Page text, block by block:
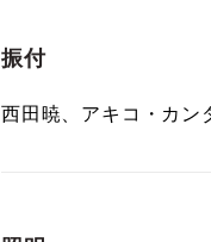
振付
西田暁、アキコ・カン